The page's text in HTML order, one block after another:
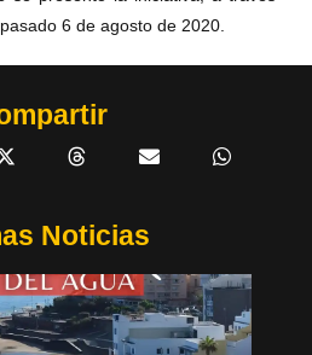
6 de agosto de 2020.
Noticias